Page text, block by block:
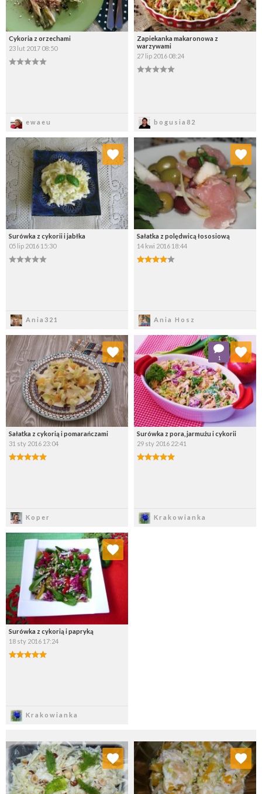
Cykoria z orzechami
23 lut 2017 08:50
ewaeu
Zapiekanka makaronowa z
warzywami
27 lip 2016 08:24
bogusia82
Surówka z cykorii i jabłka
05 lip 2016 15:30
Ania321
Dodaj do ulubionych
Wybierz listę:
Sałatka z polędwicą łososiową
14 kwi 2016 18:44
Ania Hosz
Dodaj do ulubionych
Wybierz listę:
Sałatka z cykorią i pomarańczami
31 sty 2016 23:04
Koper
Dodaj do ulubionych
Wybierz listę:
Surówka z pora, jarmużu i cykorii
29 sty 2016 22:41
Krakowianka
1
Dodaj do ulubionych
Wybierz listę:
Surówka z cykorią i papryką
18 sty 2016 17:24
Krakowianka
Dodaj do ulubionych
Wybierz listę:
Dodaj do ulubionych
Wybierz listę:
Dodaj do ulubionych
Wybierz listę: